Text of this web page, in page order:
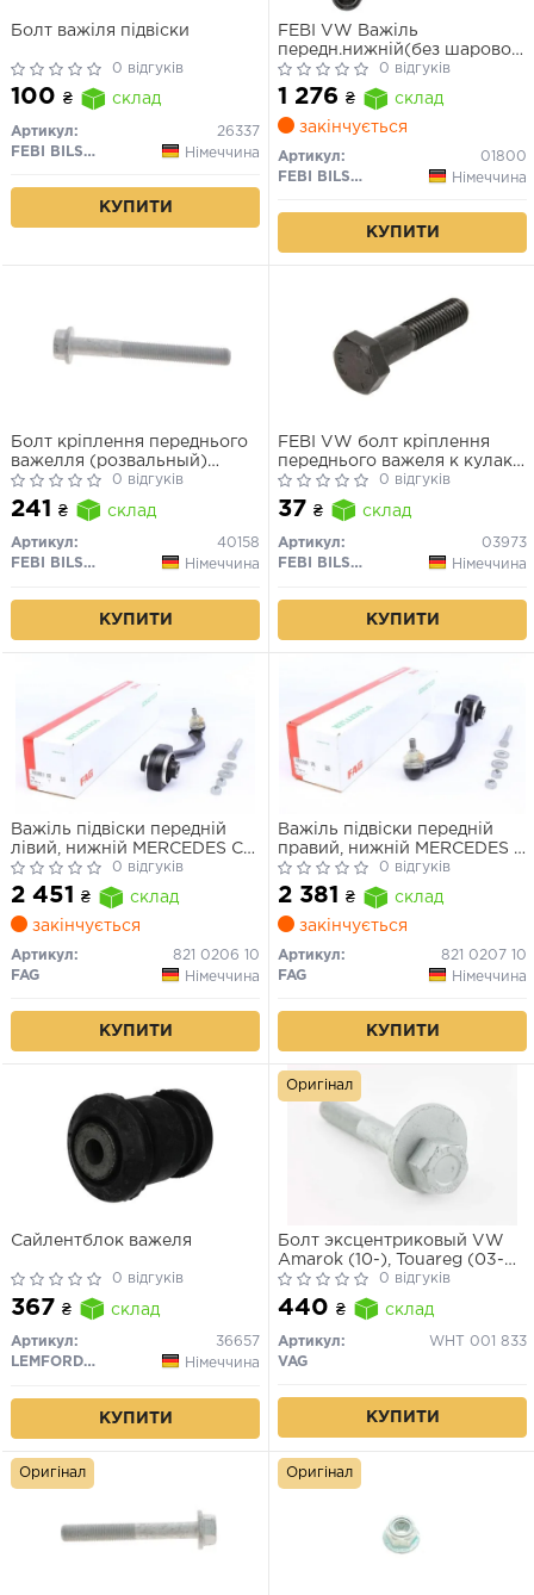
Болт важіля підвіски
0 відгуків
100 ₴ склад
Артикул:
26337
FEBI BILSTEIN
Німеччина
КУПИТИ
FEBI VW Важіль
передн.нижній(без шарової)
лів./прав. Golf III,Vento 91-
0 відгуків
1 276 ₴
склад
закінчується
Артикул:
01800
FEBI BILSTEIN
Німеччина
КУПИТИ
Болт кріплення переднього
важелля (розвальный)
W211 М14х1,5х120/133
0 відгуків
241 ₴ склад
Артикул:
40158
FEBI BILSTEIN
Німеччина
КУПИТИ
FEBI VW болт кріплення
переднього важеля к кулаку
М10х1,5х52 AUDI
0 відгуків
37 ₴ склад
Артикул:
03973
FEBI BILSTEIN
Німеччина
КУПИТИ
Важіль підвіски передній
лівий, нижній MERCEDES C
(W203), CLC (CL203), CLK
(A209), CLK (C209), SLK
(R171) 1.6-6.3 05.00-
0 відгуків
2 451 ₴
склад
закінчується
Артикул:
821 0206 10
FAG
Німеччина
КУПИТИ
Важіль підвіски передній
правий, нижній MERCEDES C
(W203), CLC (CL203), CLK
(A209), CLK (C209), SLK
(R171) 1.6-6.3 05.00-
0 відгуків
2 381 ₴
склад
закінчується
Артикул:
821 0207 10
FAG
Німеччина
КУПИТИ
Сайлентблок важеля
0 відгуків
367 ₴ склад
Артикул:
36657
LEMFORDER
Німеччина
КУПИТИ
Болт эксцентриковый VW
Amarok (10-), Touareg (03-
18)/Audi Q7 (07-15)
0 відгуків
440 ₴ склад
Артикул:
WHT 001 833
VAG
КУПИТИ
Оригінал
Оригінал Оригінал